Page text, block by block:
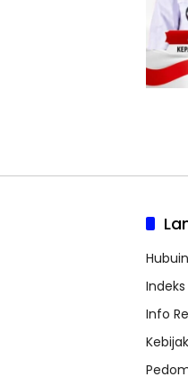
Info